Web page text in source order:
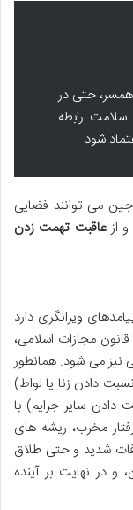
حتی در
رابطه
شود.
می توانند فضایی
و ازعاقبت تهمت زدن
ویرانگری دارد
مجازات اسلامی،
نیز می شود. همانطور
دادن زنا یا لواط)
دادن سایر جرایم) با
مخرب، ریشه های
شدید و حتی طلاق
در نهایت بر آینده